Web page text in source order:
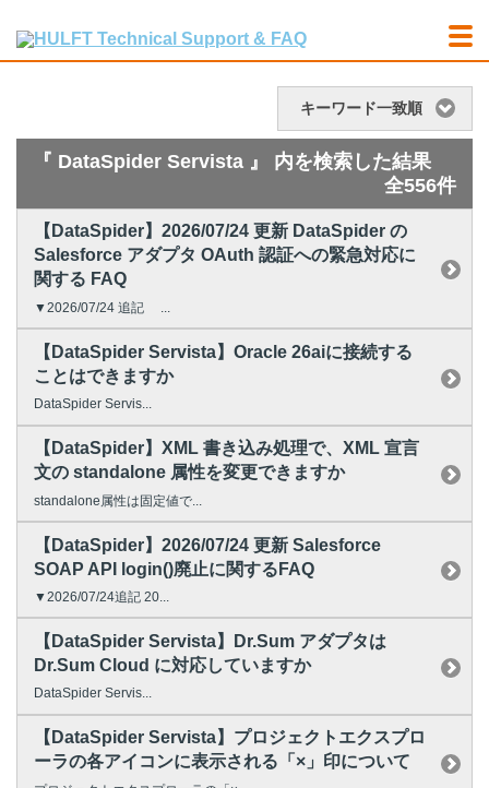
キーワード一致順
『 DataSpider Servista 』 内を検索した結果
全556件
【DataSpider】2026/07/24 更新 DataSpider の
Salesforce アダプタ OAuth 認証への緊急対応に
関する FAQ
▼2026/07/24 追記 ...
【DataSpider Servista】Oracle 26aiに接続する
ことはできますか
DataSpider Servis...
【DataSpider】XML 書き込み処理で、XML 宣言
文の standalone 属性を変更できますか
standalone属性は固定値で...
【DataSpider】2026/07/24 更新 Salesforce
SOAP API login()廃止に関するFAQ
▼2026/07/24追記 20...
【DataSpider Servista】Dr.Sum アダプタは
Dr.Sum Cloud に対応していますか
DataSpider Servis...
【DataSpider Servista】プロジェクトエクスプロ
ーラの各アイコンに表示される「×」印について